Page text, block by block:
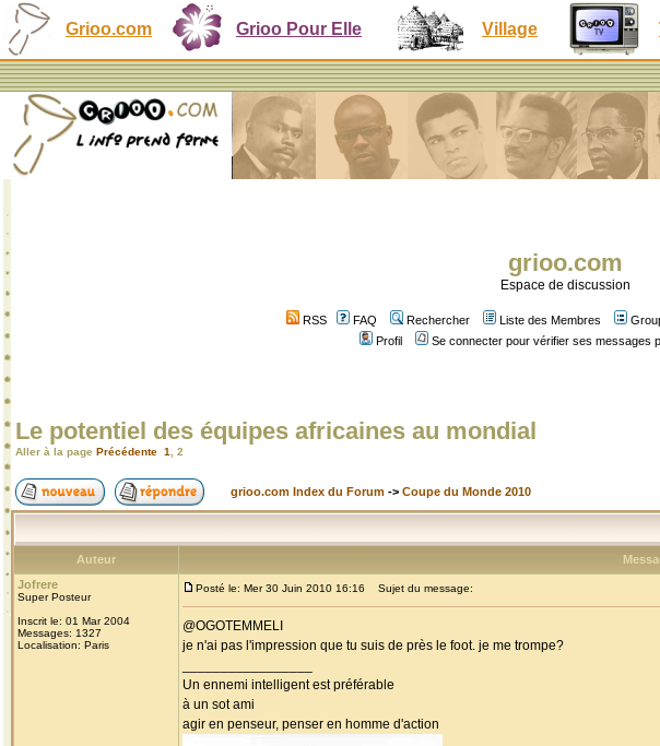
Grioo.com Grioo Pour Elle Village
grioo.com
Espace de discussion
RSS FAQ Rechercher Liste des Membres
Profil
Se connecter pour vérifier ses messages
Le potentiel des équipes africaines au mondial
Aller à la page Précédente 1 2
grioo.com Index du Forum -> Coupe du Monde 2010
Auteur
Jofrere
Super Posteur
Inscrit le: 01 Mar 2004
Messages: 1327
Localisation: Paris
Posté le: Mer 30 Juin 2010 16:16 Sujet du message:
@OGOTEMMELI
je n'ai pas l'impression que tu suis de près le foot. je me trompe?
Un ennemi intelligent est préférable
à un sot ami
agir en penseur, penser en homme d'action